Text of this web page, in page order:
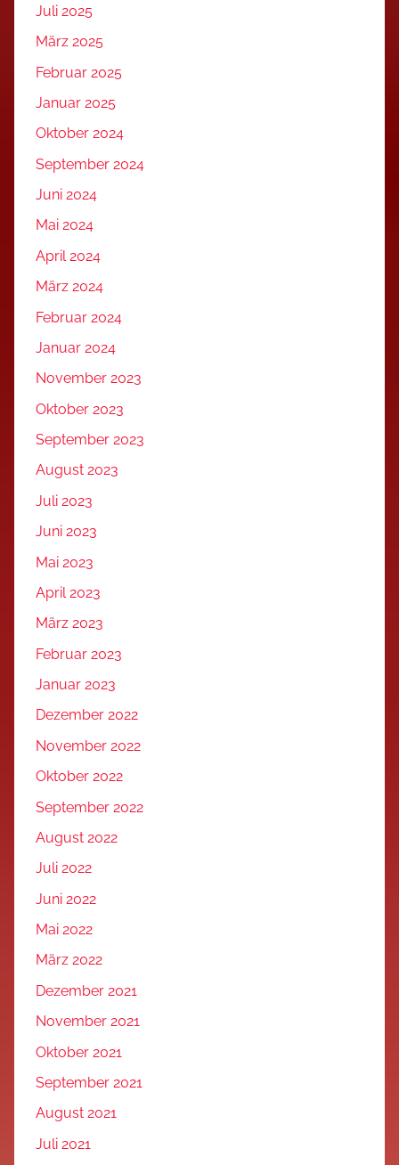
Juli 2025
März 2025
Februar 2025
Januar 2025
Oktober 2024
September 2024
Juni 2024
Mai 2024
April 2024
März 2024
Februar 2024
Januar 2024
November 2023
Oktober 2023
September 2023
August 2023
Juli 2023
Juni 2023
Mai 2023
April 2023
März 2023
Februar 2023
Januar 2023
Dezember 2022
November 2022
Oktober 2022
September 2022
August 2022
Juli 2022
Juni 2022
Mai 2022
März 2022
Dezember 2021
November 2021
Oktober 2021
September 2021
August 2021
Juli 2021